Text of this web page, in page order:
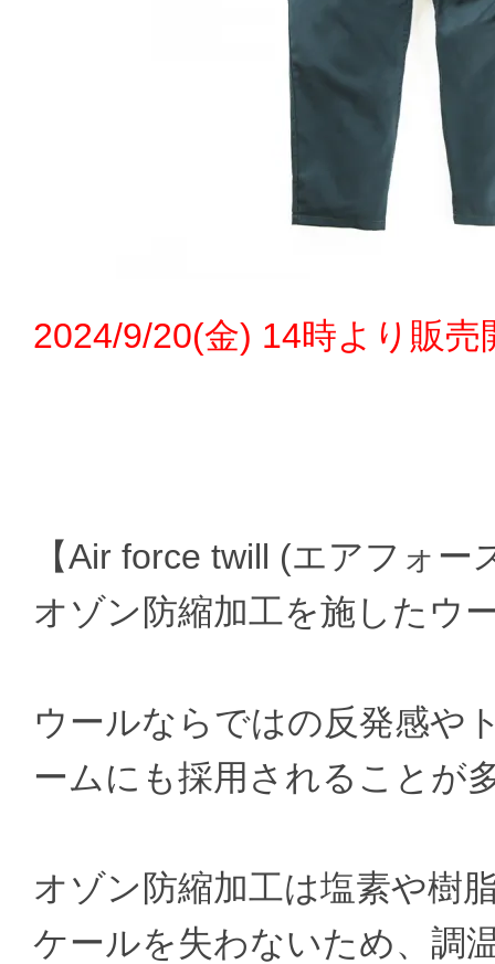
2024/9/20(金) 14時より販売
【Air force twill (エアフォー
オゾン防縮加工を施したウ
ウールならではの反発感や
ームにも採用されることが
オゾン防縮加工は塩素や樹
ケールを失わないため、調